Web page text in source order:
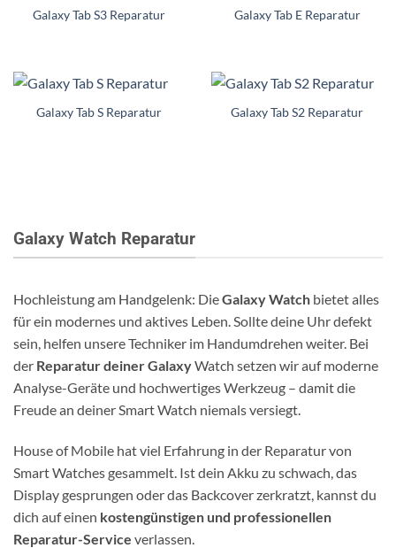
Galaxy Tab S3 Reparatur Galaxy Tab E Reparatur
Galaxy Tab S Reparatur Galaxy Tab S2 Reparatur
Galaxy Watch Reparatur
Hochleistung am Handgelenk: DieGalaxy Watch bietet alles
für ein modernes und aktives Leben. Sollte deine Uhr defekt
sein, helfen unsere Techniker im Handumdrehen weiter. Bei
der Reparatur deiner GalaxyWatch setzen wir auf moderne
Analyse-Geräte und hochwertiges Werkzeug – damit die
Freude an deiner Smart Watch niemals versiegt.
House of Mobile hat viel Erfahrung in der Reparatur von
Smart Watches gesammelt. Ist dein Akku zu schwach, das
Display gesprungen oder das Backcover zerkratzt, kannst du
dich auf einen kostengünstigen und professionellen
Reparatur-Service verlassen.